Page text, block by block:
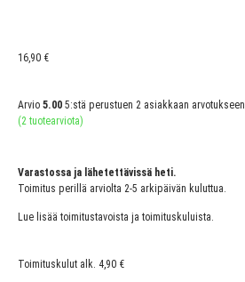
16,90 €
Arvio 5.00 5:stä perustuen 2 asiakkaan arvotukseen.
(2 tuotearviota)
Varastossa ja lähetettävissä heti.
Toimitus perillä arviolta 2-5 arkipäivän kuluttua.
Lue lisää toimitustavoista ja toimituskuluista.
Toimituskulut alk. 4,90 €